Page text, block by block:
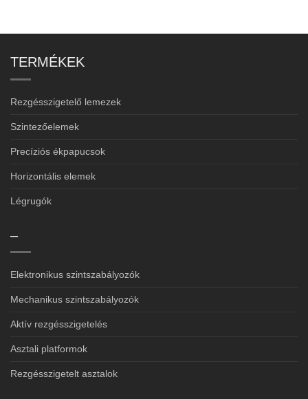
TERMÉKEK
Rezgésszigetelő lemezek
Szintezőelemek
Precíziós ékpapucsok
Horizontális elemek
Légrugók
–
Elektronikus szintszabályozók
Mechanikus szintszabályozók
Aktív rezgésszigetelés
Asztali platformok
Rezgésszigetelt asztalok